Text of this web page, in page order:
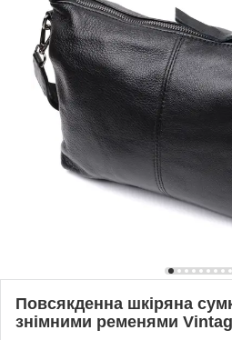
Повсякденна шкіряна
знімними ременями